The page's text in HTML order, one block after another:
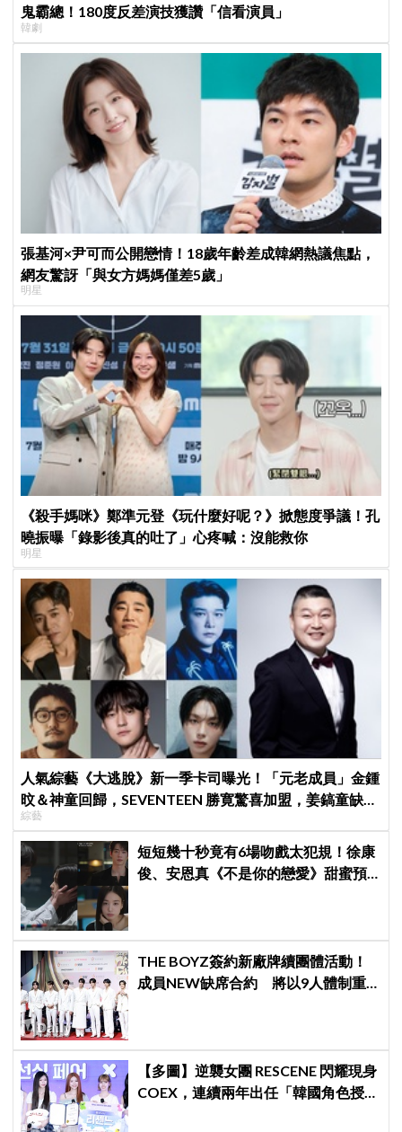
鬼霸總！180度反差演技獲讚「信看演員」
韓劇
張基河×尹可而公開戀情！18歲年齡差成韓網熱議焦點，
網友驚訝「與女方媽媽僅差5歲」
明星
《殺手媽咪》鄭準元登《玩什麼好呢？》掀態度爭議！孔
曉振曝「錄影後真的吐了」心疼喊：沒能救你
明星
人氣綜藝《大逃脫》新一季卡司曝光！「元老成員」金鍾
旼＆神童回歸，SEVENTEEN 勝寛驚喜加盟，姜鎬童缺席
成最大焦點
綜藝
短短幾十秒竟有6場吻戲太犯規！徐康
俊、安恩真《不是你的戀愛》甜蜜預
THE BOYZ簽約新廠牌續團體活動！
成員NEW缺席合約 將以9人體制重
【多圖】逆襲女團 RESCENE 閃耀現身
COEX，連續兩年出任「韓國角色授權